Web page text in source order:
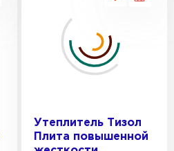
Утеплитель Тизол
Плита повышенной